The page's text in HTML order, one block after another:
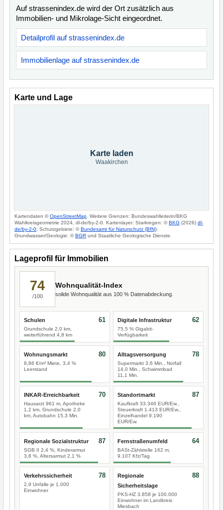
Auf strassenindex.de wird der Ort zusätzlich aus
Immobilien- und Mikrolage-Sicht eingeordnet.
Detailprofil auf strassenindex.de
Immobilienlage auf strassenindex.de
Karte und Lage
Karte laden
Waakirchen
Kartendaten ©OpenStreetMap . Weitere Grenzen: Bundeswahlleiterin/BKG
Wahlkreisgeometrie 2024, dl-de/by-2-0. Kartenlayer: Starkregen: ©BKG (2026) dl-
de/by-2-0; Schutzgebiete: ©Bundesamt für Naturschutz (BfN);
Grundwasser/Geologie: ©BGR und Staatliche Geologische Dienste.
Lageprofil für Immobilien
74
/100
Wohnqualität-Index
solide Wohnqualität aus 100 % Datenabdeckung.
Schulen
Grundschule 2,0 km,
weiterführend 4,8 km
61 Digitale Infrastruktur
75,5 % Gigabit-
Verfügbarkeit
62
Wohnungsmarkt
8,86 €/m² Miete, 3,4 %
Leerstand
80 Alltagsversorgung
Supermarkt 3,6 Min., Notfall
14,0 Min., Schwimmbad
11,1 Min.
78
INKAR-Erreichbarkeit
Hausarzt 961 m, Apotheke
1,2 km, Grundschule 2,0
km, Autobahn 15,3 Min.
70 Standortmarkt
Kaufkraft 33.346 EUR/Ew.,
Steuerkraft 1.413 EUR/Ew.,
Einzelhandel 9.190
EUR/Ew.
87
Regionale Sozialstruktur
SGB II 2,4 %, Kinderarmut
3,8 %, Altersarmut 2,1 %
87 Fernstraßenumfeld
BASt-Zählstelle 162 m,
9.107 Kfz/Tag
64
Verkehrssicherheit
2,9 Unfälle je 1.000
Einwohner
78
Regionale
Sicherheitslage
PKS-HZ 3.858 je 100.000
Einwohner im Landkreis
Miesbach
88